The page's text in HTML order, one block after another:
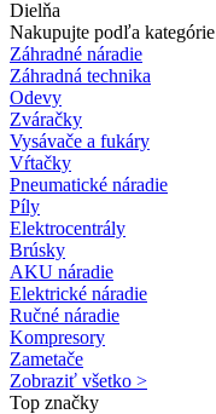
Dielňa
Nakupujte podľa kategórie
Záhradné náradie
Záhradná technika
Odevy
Zváračky
Vysávače a fukáry
Vŕtačky
Pneumatické náradie
Píly
Elektrocentrály
Brúsky
AKU náradie
Elektrické náradie
Ručné náradie
Kompresory
Zametače
Zobraziť všetko >
Top značky